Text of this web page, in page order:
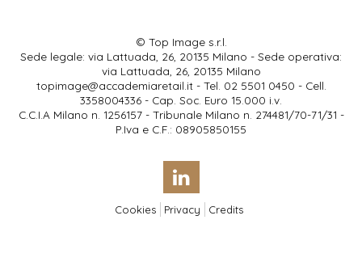
© Top Image s.r.l.
Sede legale: via Lattuada, 26, 20135 Milano - Sede operativa:
via Lattuada, 26, 20135 Milano
topimage@accademiaretail.it - Tel. 02 5501 0450 - Cell.
3358004336 - Cap. Soc. Euro 15.000 i.v.
C.C.I.A Milano n. 1256157 - Tribunale Milano n. 274481/70-71/31 -
P.Iva e C.F.: 08905850155
Cookies Privacy Credits